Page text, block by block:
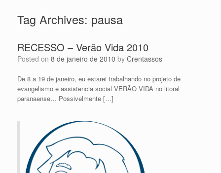
Tag Archives: pausa
RECESSO – Verão Vida 2010
Posted on 8 de janeiro de 2010 by Crentassos
De 8 a 19 de janeiro, eu estarei trabalhando no projeto de
evangelismo e assistencia social VERÃO VIDA no litoral
paranaense… Possivelmente […]